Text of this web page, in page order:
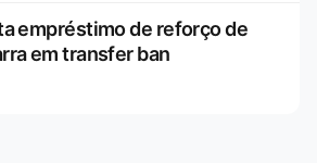
empréstimo de reforço de
em transfer ban